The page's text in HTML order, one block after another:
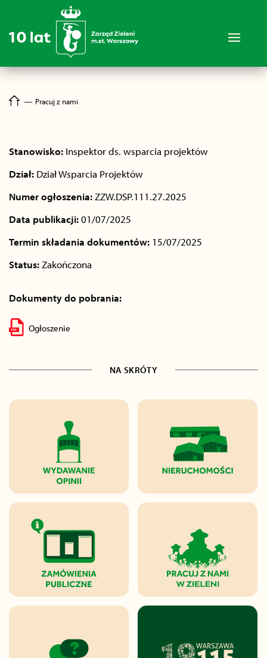
― Pracuj z nami
Stanowisko: Inspektor ds. wsparcia projektów
Dział: Dział Wsparcia Projektów
Numer ogłoszenia: ZZW.DSP.111.27.2025
Data publikacji:01/07/2025
Termin składania dokumentów: 15/07/2025
Status: Zakończona
Dokumenty do pobrania:
Ogłoszenie
NA SKRÓTY